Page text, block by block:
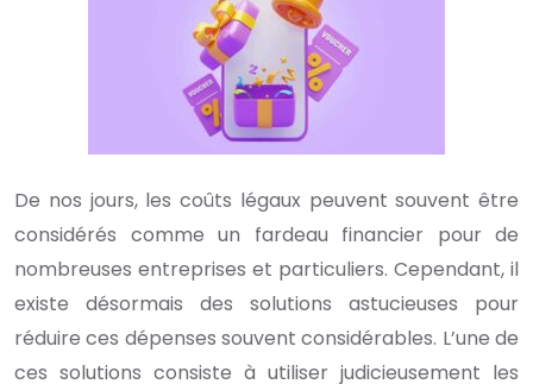
De nos jours, les coûts légaux peuvent souvent être
considérés comme un fardeau financier pour de
nombreuses entreprises et particuliers. Cependant, il
existe désormais des solutions astucieuses pour
réduire ces dépenses souvent considérables. L’une de
ces solutions consiste à utiliser judicieusement les